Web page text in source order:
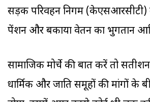
सड़क परिवहन निगम (केएसआरसीटी)
पेंशन और बकाया वेतन का भुगतान
सामाजिक मोर्चे की बात करें तो
धार्मिक और जाति समूहों की मांगों के